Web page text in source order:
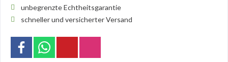
unbegrenzte Echtheitsgarantie
schneller und versicherter Versand